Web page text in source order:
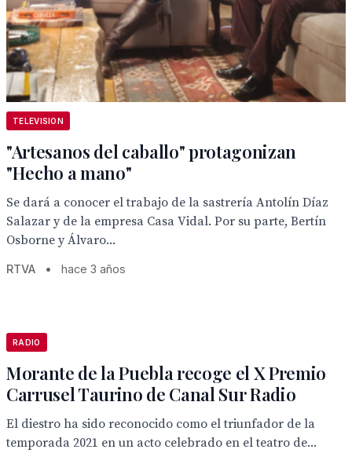
TELEVISION
"Artesanos del caballo" protagonizan
"Hecho a mano"
Se dará a conocer el trabajo de la sastrería Antolín Díaz
Salazar y de la empresa Casa Vidal. Por su parte, Bertín
Osborne y Álvaro...
RTVA • hace 3 años
RADIO
Morante de la Puebla recoge el X Premio
Carrusel Taurino de Canal Sur Radio
El diestro ha sido reconocido como el triunfador de la
temporada 2021 en un acto celebrado en el teatro de...